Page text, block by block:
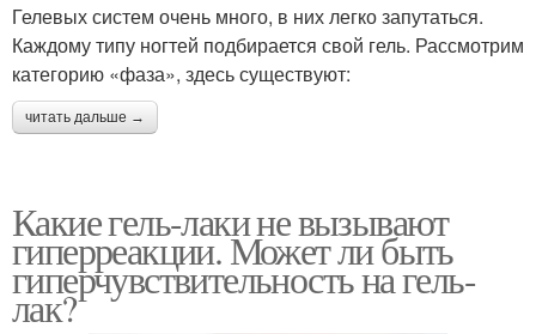
Гелевых систем очень много, в них легко запутаться.
Каждому типу ногтей подбирается свой гель. Рассмотрим
категорию «фаза», здесь существуют:
читать дальше →
Какие гель-лаки не вызывают
гиперреакции. Может ли быть
гиперчувствительность на гель-
лак?